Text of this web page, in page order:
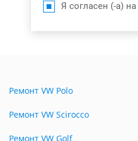
Я согласен (-а) на
Ремонт VW Polo
Ремонт VW Scirocco
Ремонт VW Golf